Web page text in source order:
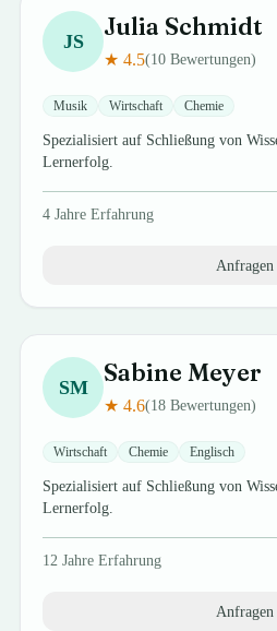
JS Julia Schmidt
★4.5(10 Bewertungen)
Musik Wirtschaft Chemie
Spezialisiert auf Schließung von
Lernerfolg.
4 Jahre Erfahrung
Anfragen
SM Sabine Meyer
★4.6(18 Bewertungen)
Wirtschaft Chemie Englisch
Spezialisiert auf Schließung von
Lernerfolg.
12 Jahre Erfahrung
Anfragen